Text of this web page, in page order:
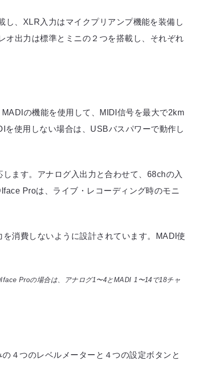
、XLR入力はマイクプリアンプ機能を装備し
オ出力は標準とミニの２つを搭載し、それぞれ
の機能を使用して、MIDI信号を最大で2km
使用しない場合は、USBバスパワーで動作し
ます。アナログ入出力と合わせて、68chの入
Proは、ライブ・レコーディング時のモニ
消費しないように設計されています。MADI使
Proの場合は、アナログ1〜4とMADI 1〜14で18チャ
４つのレベルメーターと４つの設定ボタンと